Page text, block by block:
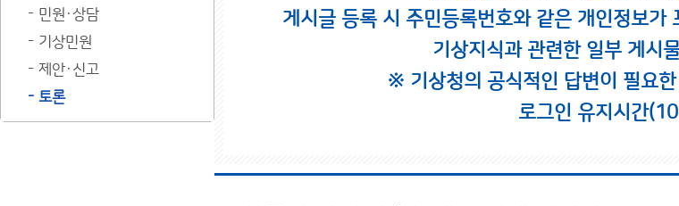
민원·상담
기상민원
제안·신고
토론
게시글 등록 시 주민등록번호와 같은 개인정보
기상지식과 관련한 일부 게시
※ 기상청의 공식적인 답변이 필요
로그인 유지시간